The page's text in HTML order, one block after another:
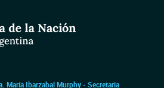
María Ibarzabal Murphy - Secretaria